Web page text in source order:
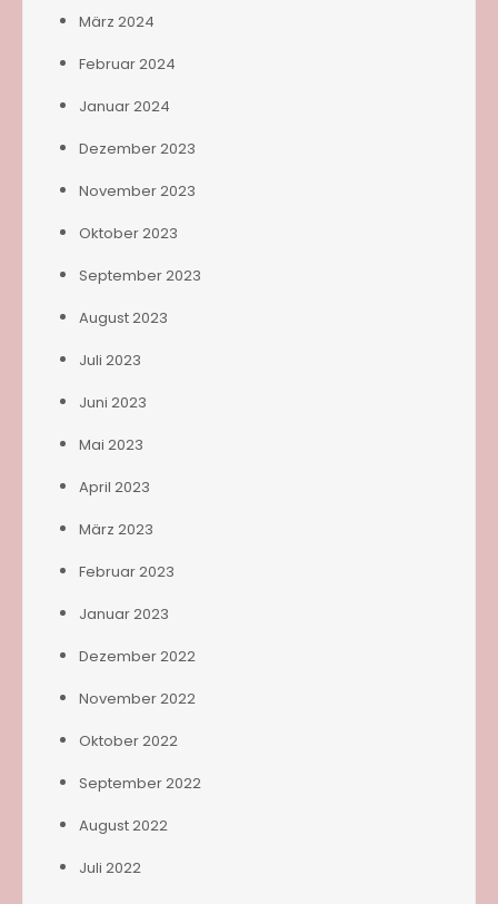
März 2024
Februar 2024
Januar 2024
Dezember 2023
November 2023
Oktober 2023
September 2023
August 2023
Juli 2023
Juni 2023
Mai 2023
April 2023
März 2023
Februar 2023
Januar 2023
Dezember 2022
November 2022
Oktober 2022
September 2022
August 2022
Juli 2022